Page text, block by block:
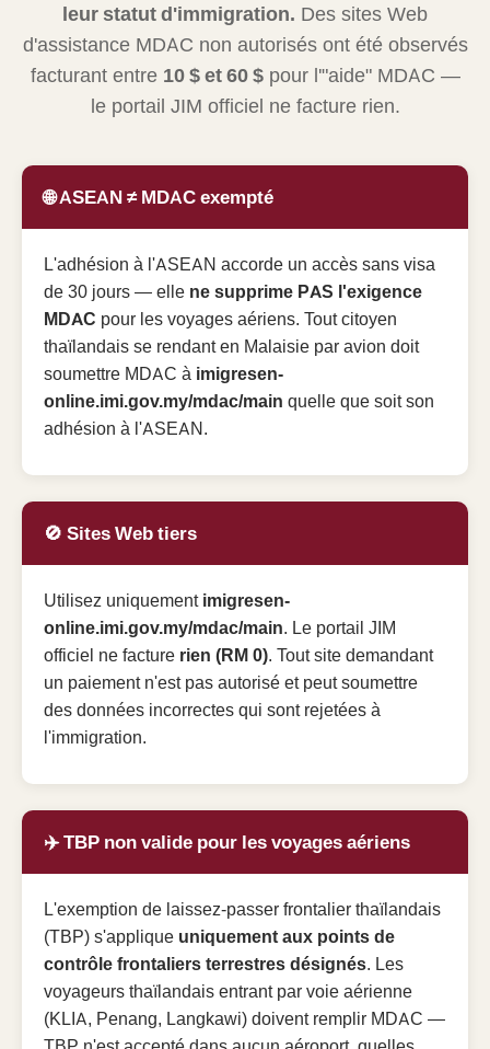
leur statut d'immigration. Des sites Web
d'assistance MDAC non autorisés ont été observés
facturant entre 10 $ et 60 $pour l'"aide" MDAC —
le portail JIM officiel ne facture rien.
🌐 ASEAN ≠ MDAC exempté
L'adhésion à l'ASEAN accorde un accès sans visa
de 30 jours — elle ne supprime PAS l'exigence
MDAC pour les voyages aériens. Tout citoyen
thaïlandais se rendant en Malaisie par avion doit
soumettre MDAC à imigresen-
online.imi.gov.my/mdac/main quelle que soit son
adhésion à l'ASEAN.
🚫 Sites Web tiers
Utilisez uniquementimigresen-
online.imi.gov.my/mdac/main. Le portail JIM
officiel ne facture rien (RM 0). Tout site demandant
un paiement n'est pas autorisé et peut soumettre
des données incorrectes qui sont rejetées à
l'immigration.
✈️ TBP non valide pour les voyages aériens
L'exemption de laissez-passer frontalier thaïlandais
(TBP) s'applique uniquement aux points de
contrôle frontaliers terrestres désignés. Les
voyageurs thaïlandais entrant par voie aérienne
(KLIA, Penang, Langkawi) doivent remplir MDAC —